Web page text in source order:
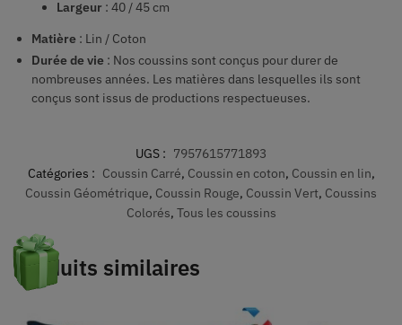
Largeur : 40 / 45 cm
Matière : Lin / Coton
Durée de vie : Nos coussins sont conçus pour durer de
nombreuses années. Les matières dans lesquelles ils sont
conçus sont issus de productions respectueuses.
UGS : 7957615771893
Catégories : Coussin Carré, Coussin en coton, Coussin en lin,
Coussin Géométrique, Coussin Rouge, Coussin Vert, Coussins
Colorés, Tous les coussins
Produits similaires